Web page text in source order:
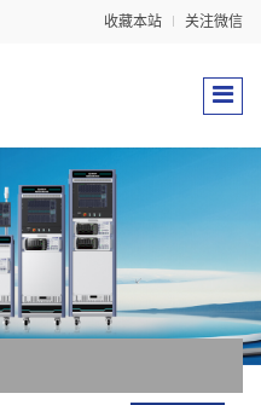
收藏本站 关注微信